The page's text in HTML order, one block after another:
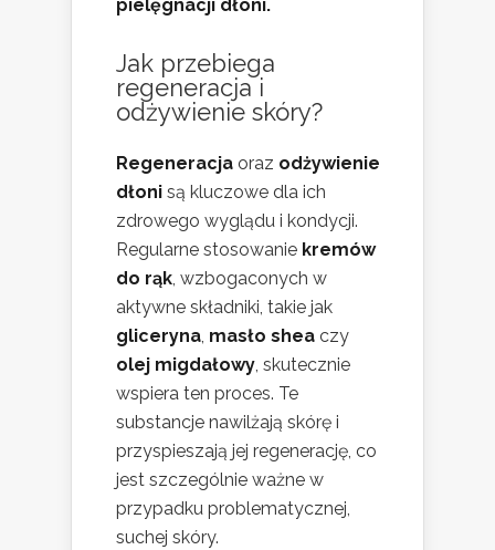
pielęgnacji dłoni.
Jak przebiega
regeneracja i
odżywienie skóry?
Regeneracja oraz odżywienie
dłoni są kluczowe dla ich
zdrowego wyglądu i kondycji.
Regularne stosowanie kremów
do rąk, wzbogaconych w
aktywne składniki, takie jak
gliceryna, masło shea czy
olej migdałowy, skutecznie
wspiera ten proces. Te
substancje nawilżają skórę i
przyspieszają jej regenerację, co
jest szczególnie ważne w
przypadku problematycznej,
suchej skóry.